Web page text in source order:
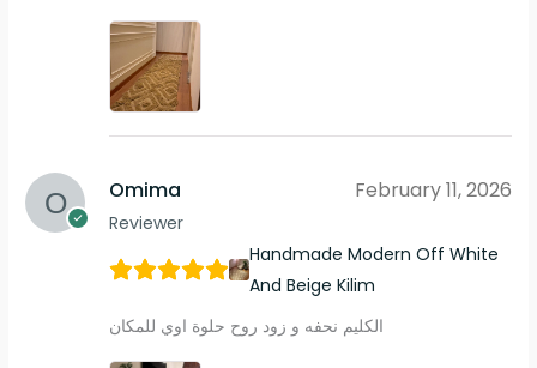
Omima
Reviewer
February 11, 2026
Handmade Modern Off White
And Beige Kilim
الكليم نحفه و زود روح حلوة اوي للمكان